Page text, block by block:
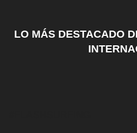
LO MÁS DESTACADO